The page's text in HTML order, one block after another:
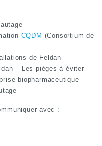
CQDM (Consortium de
de Feldan
– Les pièges à éviter
biopharmaceutique
avec :